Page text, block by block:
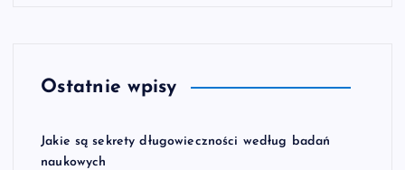
Ostatnie wpisy
Jakie są sekrety długowieczności według badań
naukowych